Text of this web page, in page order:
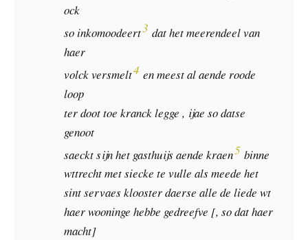
ock
so inkomoodeert3 dat het meerendeel van
haer
volck versmelt4 en meest al aende roode
loop
ter doot toe kranck legge , ijae so datse
genoot
saeckt sijn het gasthuijs aende kraen5 binne
wttrecht met siecke te vulle als meede het
sint servaes klooster daerse alle de liede wt
haer wooninge hebbe gedreefve [, so dat haer
macht]